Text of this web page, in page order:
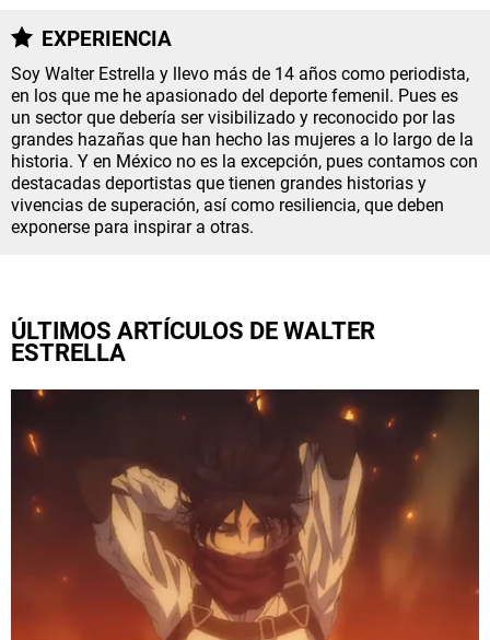
NETFLIX
PRIME VIDEO
APPLE TV+
MÚSICA
INFLUENCERS
SPOILER US
QUIENES SOMOS | STAFF | CONTACTO |
Escribe en Spoiler
EXPERIENCIA
Soy Walter Estrella y llevo más de 14 años como periodista,
en los que me he apasionado del deporte femenil. Pues es
un sector que debería ser visibilizado y reconocido por las
grandes hazañas que han hecho las mujeres a lo largo de la
historia. Y en México no es la excepción, pues contamos con
destacadas deportistas que tienen grandes historias y
vivencias de superación, así como resiliencia, que deben
exponerse para inspirar a otras.
ÚLTIMOS ARTÍCULOS DE WALTER
ESTRELLA